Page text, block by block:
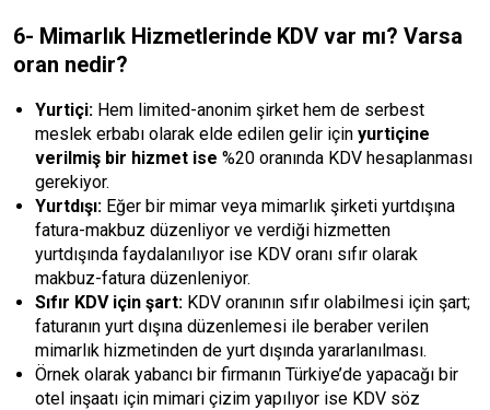
6- Mimarlık Hizmetlerinde KDV var mı? Varsa
oran nedir?
Yurtiçi: Hem limited-anonim şirket hem de serbest
meslek erbabı olarak elde edilen gelir için yurtiçine
verilmiş bir hizmet ise %20 oranında KDV hesaplanması
gerekiyor.
Yurtdışı: Eğer bir mimar veya mimarlık şirketi yurtdışına
fatura-makbuz düzenliyor ve verdiği hizmetten
yurtdışında faydalanılıyor ise KDV oranı sıfır olarak
makbuz-fatura düzenleniyor.
Sıfır KDV için şart: KDV oranının sıfır olabilmesi için şart;
faturanın yurt dışına düzenlemesi ile beraber verilen
mimarlık hizmetinden de yurt dışında yararlanılması.
Örnek olarak yabancı bir firmanın Türkiye’de yapacağı bir
otel inşaatı için mimari çizim yapılıyor ise KDV söz